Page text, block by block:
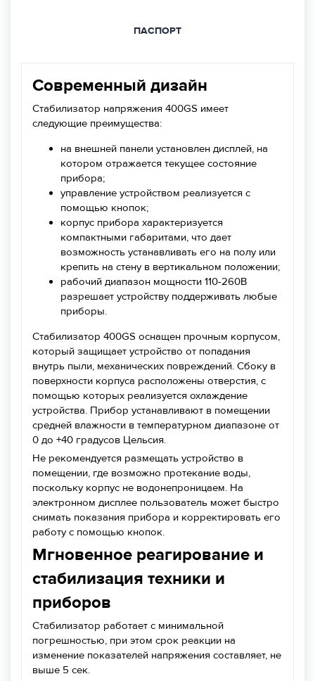
ПАСПОРТ
Современный дизайн
Стабилизатор напряжения 400GS имеет
следующие преимущества:
на внешней панели установлен дисплей, на
котором отражается текущее состояние
прибора;
управление устройством реализуется с
помощью кнопок;
корпус прибора характеризуется
компактными габаритами, что дает
возможность устанавливать его на полу или
крепить на стену в вертикальном положении;
рабочий диапазон мощности 110-260В
разрешает устройству поддерживать любые
приборы.
Стабилизатор 400GS оснащен прочным корпусом,
который защищает устройство от попадания
внутрь пыли, механических повреждений. Сбоку в
поверхности корпуса расположены отверстия, с
помощью которых реализуется охлаждение
устройства. Прибор устанавливают в помещении
средней влажности в температурном диапазоне от
0 до +40 градусов Цельсия.
Не рекомендуется размещать устройство в
помещении, где возможно протекание воды,
поскольку корпус не водонепроницаем. На
электронном дисплее пользователь может быстро
снимать показания прибора и корректировать его
работу с помощью кнопок.
Мгновенное реагирование и
стабилизация техники и
приборов
Стабилизатор работает с минимальной
погрешностью, при этом срок реакции на
изменение показателей напряжения составляет, не
выше 5 сек.